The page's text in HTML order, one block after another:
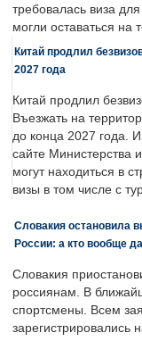
требовалась виза
могли оставаться на
Китай продлил
2027 года
Китай продлил
Въезжать на
до конца 2027 года.
сайте Министерства
могут находиться в
визы в том числе с
Словакия остановила
России: а кто вообще
Словакия
россиянам. В
спортсмены. Всем
зарегистрировались